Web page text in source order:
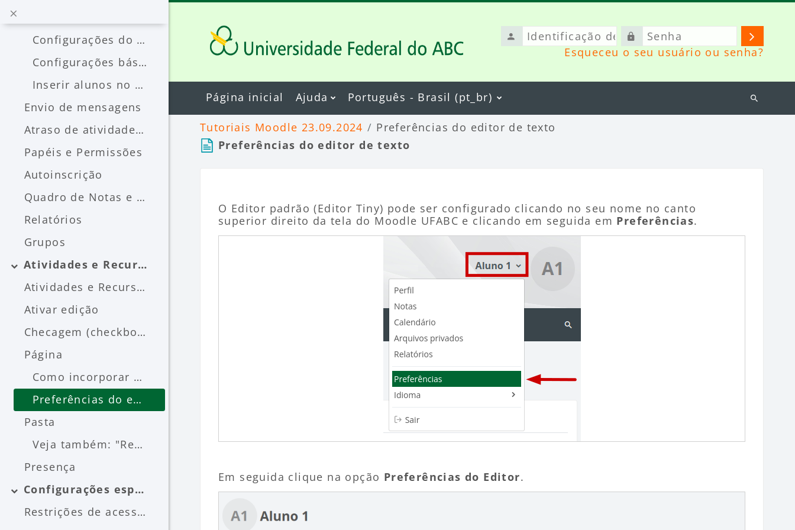
Configurações do curso (Editar ou Criar)
Configurações básicas de um curso (Geral)
Inserir alunos no curso
Envio de mensagens
Atraso de atividades (prorrogar data)
Papéis e Permissões
Autoinscrição
Quadro de Notas e Conceitos
Relatórios
Grupos
Contrair
Atividades e Recursos
Atividades e Recursos
Ativar edição
Checagem (checkbox)
Página
Como incorporar um site (embeded)
Preferências do editor de texto
Pasta
Veja também: "Recurso Laboratório de avaliação (professor) - LAE/FEAUSP"
Presença
Contrair
Configurações específicas
Restrições de acesso (condições)
Identificação
de
Senha
Esqueceu o seu usuário ou senha?
Página inicial Ajuda Português - Brasil ‎(pt_br)‎
Buscar
cursos
Tutoriais Moodle 23.09.2024
Preferências do editor de texto
Preferências do editor de texto
O Editor padrão (Editor Tiny) pode ser configurado clicando no seu nome no canto
superior direito da tela do Moodle UFABC e clicando em seguida em Preferências.
Em seguida clique na opção Preferências do Editor.